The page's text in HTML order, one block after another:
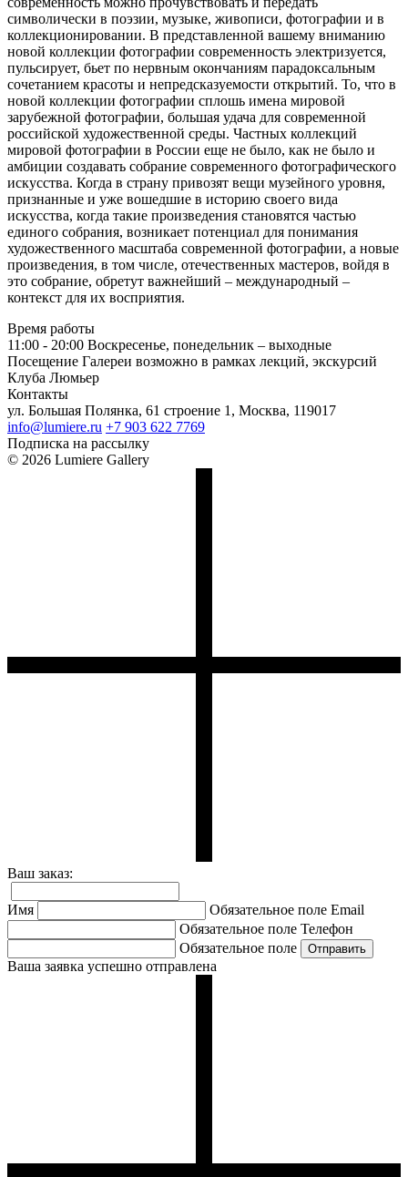
символически в поэзии, музыке, живописи, фотографии и в
коллекционировании. В представленной вашему вниманию
новой коллекции фотографии современность электризуется,
пульсирует, бьет по нервным окончаниям парадоксальным
сочетанием красоты и непредсказуемости открытий. То, что в
новой коллекции фотографии сплошь имена мировой
зарубежной фотографии, большая удача для современной
российской художественной среды. Частных коллекций
мировой фотографии в России еще не было, как не было и
амбиции создавать собрание современного фотографического
искусства. Когда в страну привозят вещи музейного уровня,
признанные и уже вошедшие в историю своего вида
искусства, когда такие произведения становятся частью
единого собрания, возникает потенциал для понимания
художественного масштаба современной фотографии, а новые
произведения, в том числе, отечественных мастеров, войдя в
это собрание, обретут важнейший – международный –
контекст для их восприятия.
Время работы
11:00 - 20:00 Воскресенье, понедельник – выходные
Посещение Галереи возможно в рамках лекций, экскурсий
Клуба Люмьер
Контакты
ул. Большая Полянка, 61 строение 1, Москва, 119017
info@lumiere.ru +7 903 622 7769
Подписка на рассылку
© 2026 Lumiere Gallery
Ваш заказ:
Имя Обязательное поле Email
Обязательное поле Телефон
Обязательное поле
Ваша заявка успешно отправлена